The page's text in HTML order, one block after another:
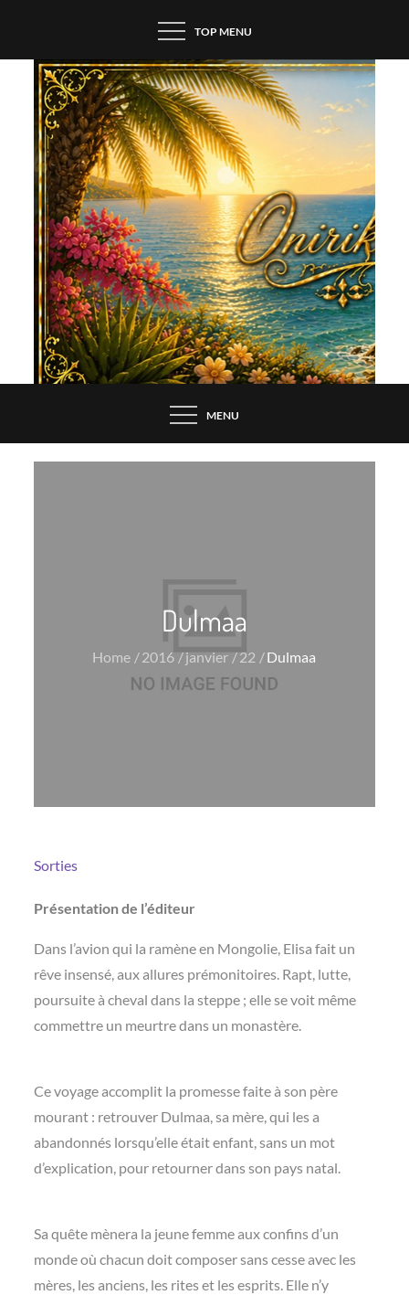
content
TOP MENU
MENU
Dulmaa
Home 2016 janvier 22 Dulmaa
Sorties
Présentation de l’éditeur
Dans l’avion qui la ramène en Mongolie, Elisa fait un
rêve insensé, aux allures prémonitoires. Rapt, lutte,
poursuite à cheval dans la steppe ; elle se voit même
commettre un meurtre dans un monastère.
Ce voyage accomplit la promesse faite à son père
mourant : retrouver Dulmaa, sa mère, qui les a
abandonnés lorsqu’elle était enfant, sans un mot
d’explication, pour retourner dans son pays natal.
Sa quête mènera la jeune femme aux confins d’un
monde où chacun doit composer sans cesse avec les
mères, les anciens, les rites et les esprits. Elle n’y